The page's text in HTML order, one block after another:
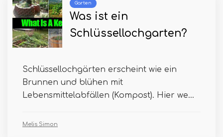
Garten
Was ist ein
Schlüssellochgarten?
Schlüssellochgärten erscheint wie ein
Brunnen und blühen mit
Lebensmittelabfällen (Kompost). Hier we...
Melis Simon